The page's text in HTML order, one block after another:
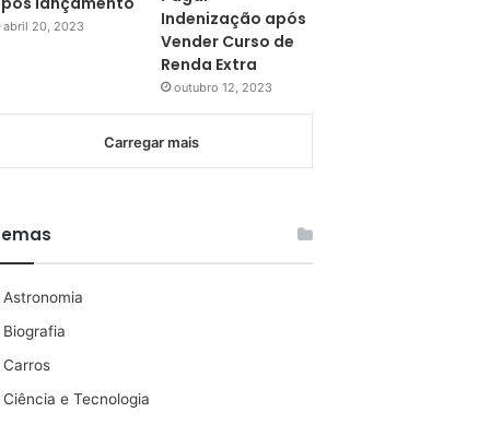
abril 20, 2023
Indenização após
Vender Curso de
Renda Extra
outubro 12, 2023
Carregar mais
Astronomia
Biografia
Carros
Ciência e Tecnologia